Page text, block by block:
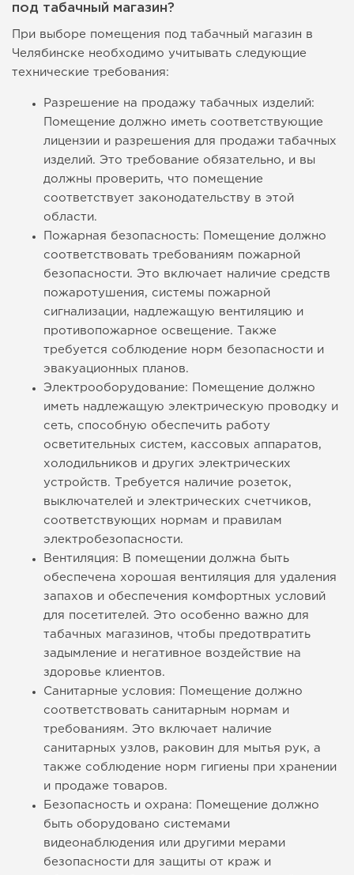
под табачный магазин?
При выборе помещения под табачный магазин в
Челябинске необходимо учитывать следующие
технические требования:
Разрешение на продажу табачных изделий:
Помещение должно иметь соответствующие
лицензии и разрешения для продажи табачных
изделий. Это требование обязательно, и вы
должны проверить, что помещение
соответствует законодательству в этой
области.
Пожарная безопасность: Помещение должно
соответствовать требованиям пожарной
безопасности. Это включает наличие средств
пожаротушения, системы пожарной
сигнализации, надлежащую вентиляцию и
противопожарное освещение. Также
требуется соблюдение норм безопасности и
эвакуационных планов.
Электрооборудование: Помещение должно
иметь надлежащую электрическую проводку и
сеть, способную обеспечить работу
осветительных систем, кассовых аппаратов,
холодильников и других электрических
устройств. Требуется наличие розеток,
выключателей и электрических счетчиков,
соответствующих нормам и правилам
электробезопасности.
Вентиляция: В помещении должна быть
обеспечена хорошая вентиляция для удаления
запахов и обеспечения комфортных условий
для посетителей. Это особенно важно для
табачных магазинов, чтобы предотвратить
задымление и негативное воздействие на
здоровье клиентов.
Санитарные условия: Помещение должно
соответствовать санитарным нормам и
требованиям. Это включает наличие
санитарных узлов, раковин для мытья рук, а
также соблюдение норм гигиены при хранении
и продаже товаров.
Безопасность и охрана: Помещение должно
быть оборудовано системами
видеонаблюдения или другими мерами
безопасности для защиты от краж и